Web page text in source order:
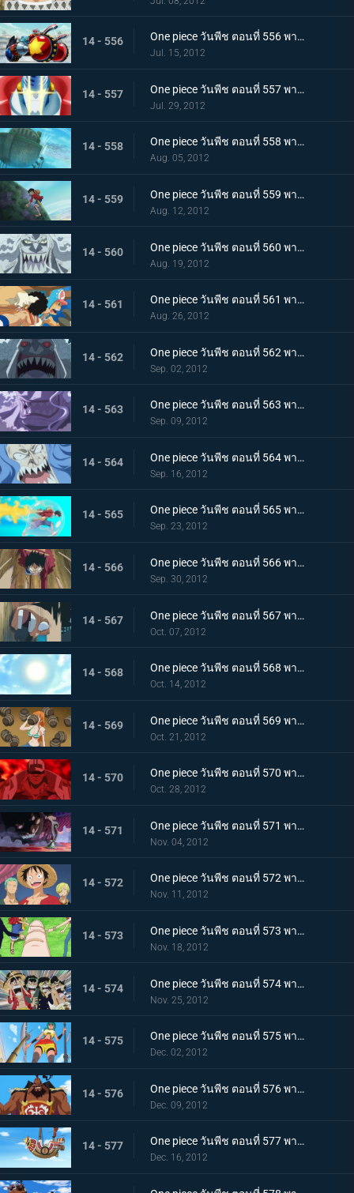
14 - 556 One piece วันพีช ตอนที่ 556 พากย์ไทย เปิดตัวครั้งแรก! อาวุธลับของเรือซันนี่!
Jul. 15, 2012
14 - 557 One piece วันพีช ตอนที่ 557 พากย์ไทย ไอรอน ไพเรท! แฟรงกี้โชกุนปรากฏกาย
Jul. 29, 2012
14 - 558 One piece วันพีช ตอนที่ 558 พากย์ไทย เรือโนอาห์ใกล้เข้ามา! เกาะมนุษย์เงือกเข้าสู่วิกฤต!
Aug. 05, 2012
14 - 559 One piece วันพีช ตอนที่ 559 พากย์ไทย เร็วเข้าลูฟี่! ชิราโฮชิ เข้าตาจนแล้ว
Aug. 12, 2012
14 - 560 One piece วันพีช ตอนที่ 560 พากย์ไทย เริ่มการต่อสู้สุดระห่ำ! ลูฟี่ ปะทะ โฮดี้!
Aug. 19, 2012
14 - 561 One piece วันพีช ตอนที่ 561 พากย์ไทย ต่อสู้ตะลุมบอน! กลุ่มหมวกฟาง ปะทะ กลุ่มโจรสลัดมนุษย์เงือกรุ่นใหม่!
Aug. 26, 2012
14 - 562 One piece วันพีช ตอนที่ 562 พากย์ไทย ลูฟี่พ่ายแพ้!? ถึงเวลาแก้แค้นของโฮดี้
Sep. 02, 2012
14 - 563 One piece วันพีช ตอนที่ 563 พากย์ไทย ความจริงที่น่าตกใจ! ตัวตนที่แท้จริงของโฮดี้!
Sep. 09, 2012
14 - 564 One piece วันพีช ตอนที่ 564 พากย์ไทย กลับสู่ศูนย์! คำขออันแรงกล้าต่อลูฟี่!
Sep. 16, 2012
14 - 565 One piece วันพีช ตอนที่ 565 พากย์ไทย ลูพี่โจมตีทุ่มสุดตัว! ระเบิดหมัด เรด ฮอว์ค
Sep. 23, 2012
14 - 566 One piece วันพีช ตอนที่ 566 พากย์ไทย ใกล้จะสิ้นสุด! ศึกตัดสินกับโฮดี้มาถึงแล้ว
Sep. 30, 2012
14 - 567 One piece วันพีช ตอนที่ 567 พากย์ไทย เรือโนอาห์จงหยุด! หมัดปืนกลช้างอันเด็ดเดี่ยว!
Oct. 07, 2012
14 - 568 One piece วันพีช ตอนที่ 568 พากย์ไทย ไปสู่อนาคต! เส้นทางที่เชื่อมไปยังแสงอาทิตย์!
Oct. 14, 2012
14 - 569 One piece วันพีช ตอนที่ 569 พากย์ไทย ความลับได้เปิดเผย!!! ความจริง?..เกี่ยวกับอาวุธโบราณ!!
Oct. 21, 2012
14 - 570 One piece วันพีช ตอนที่ 570 พากย์ไทย กลุ่มหมวกฟางตะลึง! จอมพลคนใหม่แห่งกองทัพเรือ!
Oct. 28, 2012
14 - 571 One piece วันพีช ตอนที่ 571 พากย์ไทย ผู้ชื่นชอบของหวาน! สี่จักรพรรดิ บิ๊กมัม
Nov. 04, 2012
14 - 572 One piece วันพีช ตอนที่ 572 พากย์ไทย ความยุ่งยากโถมเข้าใส่ กับดักที่รออยู่ในนิวเวิลด์
Nov. 11, 2012
14 - 573 One piece วันพีช ตอนที่ 573 พากย์ไทย ในที่สุดก็ออกเรือ! ลาก่อนเกาะมนุษย์เงือก!
Nov. 18, 2012
14 - 574 One piece วันพีช ตอนที่ 574 พากย์ไทย สู่นิวเวิลด์! มุ่งไปยังทะเลที่แข็งแกร่งที่สุด
Nov. 25, 2012
14 - 575 One piece วันพีช ตอนที่ 575 พากย์ไทย ภาคความทะเยอทะยานของเซ็ตโต้ คนยักษ์ตัวน้อย ลินลี่!
Dec. 02, 2012
14 - 576 One piece วันพีช ตอนที่ 576 พากย์ไทย ภาคความทะเยอทะยานของเซ็ตโต้ กองทัพเรือปริศนาสุดแข็งแกร่งปรากฏตัว!
Dec. 09, 2012
14 - 577 One piece วันพีช ตอนที่ 577 พากย์ไทย ภาคความทะเยอทะยานของเซ็ตโต้ ! แผนหลบหนีครั้งยิ่งใหญ่ถวายชีวิต!
Dec. 16, 2012